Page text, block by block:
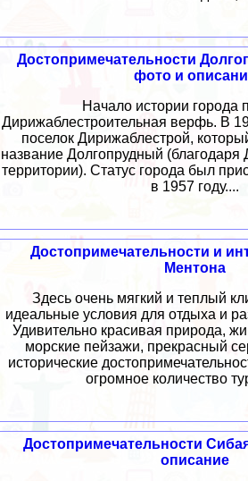
Достопримечательности
фото и
Начало истории города
Дирижаблестроительная верфь. В
поселок Дирижаблестрой,
название Долгопрудный (благодаря
территории). Статус города был
в 1957 году....
Достопримечательности и
Ментона
Здесь очень мягкий и теплый
идеальные условия для отдыха и
Удивительно красивая природа,
морские пейзажи, прекрасный
исторические
огромное количество
Достопримечательности
описание